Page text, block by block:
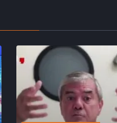
Rusya açıklarındaki Türk kuru yük
saldırısı